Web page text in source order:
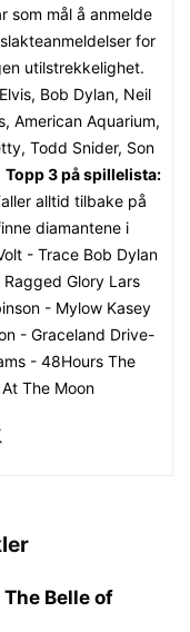
som mål å anmelde
for
utilstrekkelighet.
Elvis, Bob Dylan, Neil
American Aquarium,
Todd Snider, Son
Topp 3 på spillelista:
alltid tilbake på
diamantene i
- Trace Bob Dylan
Glory Lars
- Mylow Kasey
- Graceland Drive-
- 48Hours The
The Moon
Belle of